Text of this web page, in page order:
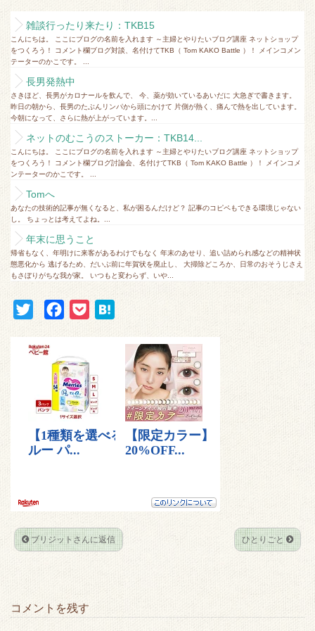
雑談行ったり来たり：TKB15
こんにちは。 ここにブログの名前を入れます ～主婦とやりたいブログ講座 ネットショップ
をつくろう！ コメント欄ブログ対談、名付けてTKB（ Tom KAKO Battle ）！ メインコメン
テーターのかこです。 ...
長男発熱中
さきほど、長男がカロナールを飲んで、 今、薬が効いているあいだに 大急ぎで書きます。
昨日の朝から、長男のたぶんリンパから頭にかけて 片側が熱く、痛んで熱を出しています。
今朝になって、さらに熱が上がっています。...
ネットのむこうのストーカー：TKB14...
こんにちは。 ここにブログの名前を入れます ～主婦とやりたいブログ講座 ネットショップ
をつくろう！ コメント欄ブログ討論会、名付けてTKB（ Tom KAKO Battle ）！ メインコメ
ンテーターのかこです。 ...
Tomへ
あなたの技術的記事が無くなると、私が困るんだけど？ 記事のコピペもできる環境じゃない
し。 ちょっとは考えてよね。...
年末に思うこと
帰省もなく、年明けに来客があるわけでもなく 年末のあせり、追い詰められ感などの精神状
態悪化から 逃げるため、だいぶ前に年賀状を廃止し、 大掃除どころか、日常のおそうじさえ
もさぼりがちな我が家。 いつもと変わらず、いや...
i
e
r
e
b
o
o
k
e
t
ブリジットさんに返信 ひとりごと
コメントを残す